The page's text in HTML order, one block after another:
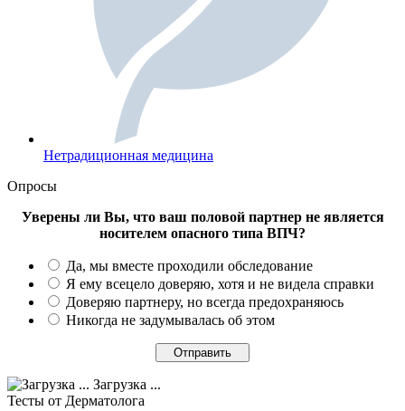
Нетрадиционная медицина
Опросы
Уверены ли Вы, что ваш половой партнер не является
носителем опасного типа ВПЧ?
Да, мы вместе проходили обследование
Я ему всецело доверяю, хотя и не видела справки
Доверяю партнеру, но всегда предохраняюсь
Никогда не задумывалась об этом
Загрузка ...
Тесты от Дерматолога